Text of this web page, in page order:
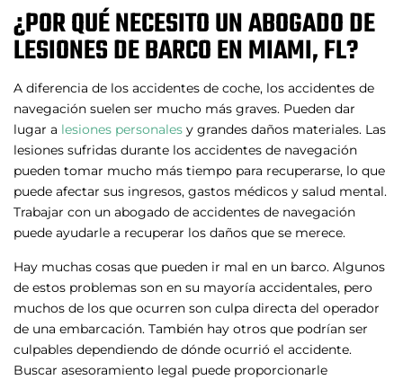
¿POR QUÉ NECESITO UN ABOGADO DE
LESIONES DE BARCO EN MIAMI, FL?
A diferencia de los accidentes de coche, los accidentes de
navegación suelen ser mucho más graves. Pueden dar
lugar a lesiones personales y grandes daños materiales. Las
lesiones sufridas durante los accidentes de navegación
pueden tomar mucho más tiempo para recuperarse, lo que
puede afectar sus ingresos, gastos médicos y salud mental.
Trabajar con un abogado de accidentes de navegación
puede ayudarle a recuperar los daños que se merece.
Hay muchas cosas que pueden ir mal en un barco. Algunos
de estos problemas son en su mayoría accidentales, pero
muchos de los que ocurren son culpa directa del operador
de una embarcación. También hay otros que podrían ser
culpables dependiendo de dónde ocurrió el accidente.
Buscar asesoramiento legal puede proporcionarle